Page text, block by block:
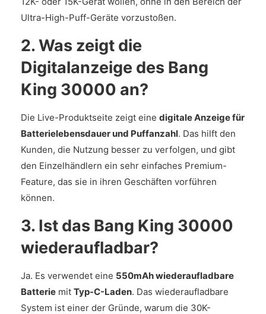
Ultra-High-Puff-Geräte vorzustoßen.
2. Was zeigt die
Digitalanzeige des Bang
King 30000 an?
Die Live-Produktseite zeigt eine digitale Anzeige für
Batterielebensdauer und Puffanzahl. Das hilft den
Kunden, die Nutzung besser zu verfolgen, und gibt
den Einzelhändlern ein sehr einfaches Premium-
Feature, das sie in ihren Geschäften vorführen
können.
3. Ist das Bang King 30000
wiederaufladbar?
Ja. Es verwendet eine 550mAh wiederaufladbare
Batterie mit Typ-C-Laden. Das wiederaufladbare
System ist einer der Gründe, warum die 30K-